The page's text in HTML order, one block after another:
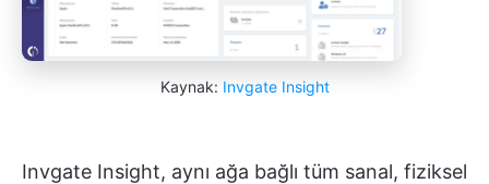
Kaynak: Invgate Insight
Invgate Insight, aynı ağa bağlı tüm sanal, fiziksel